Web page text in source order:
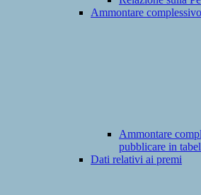
Ammontare
Ammontare
pubblicare in
Dati relativi ai premi